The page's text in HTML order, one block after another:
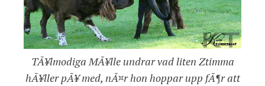
TÃ¥lmodiga MÃ¥lle undrar vad liten Ztimma
hÃ¥ller pÃ¥ med, nÃ¤r hon hoppar upp fÃ¶r att